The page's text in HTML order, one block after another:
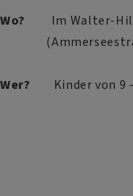
Wo?
Im Walter-
Wer? Kinder von 9